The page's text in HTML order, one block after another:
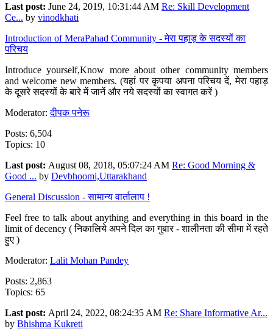
Last post: June 24, 2019, 10:31:44 AM Re: Skill Development
Ce... by vinodkhati
Introduction of MeraPahad Community - मेरा पहाड़ के सदस्यों का
परिचय
Introduce yourself,Know more about other community members
and welcome new members. (यहां पर कृपया अपना परिचय दें, मेरा पहाड़
के दूसरे सदस्यों के बारे में जानें और नये सदस्यों का स्वागत करें )
Moderator:दीपक पनेरू
Posts: 6,504
Topics: 10
Last post: August 08, 2018, 05:07:24 AM Re: Good Morning &
Good ... by Devbhoomi,Uttarakhand
General Discussion - सामान्य वार्तालाप !
Feel free to talk about anything and everything in this board in the
limit of decency ( निकालिये अपने दिल का गुबार - शालीनता की सीमा में रहते
हुए )
Moderator: Lalit Mohan Pandey
Posts: 2,863
Topics: 65
Last post: April 24, 2022, 08:24:35 AM Re: Share Informative Ar...
by Bhishma Kukreti